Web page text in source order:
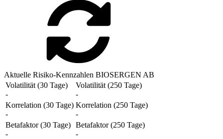
Aktuelle Risiko-Kennzahlen BIOSERGEN AB
Volatilität (30 Tage)
-
Volatilität (250 Tage)
-
Korrelation (30 Tage)
-
Korrelation (250 Tage)
-
Betafaktor (30 Tage)
-
Betafaktor (250 Tage)
-